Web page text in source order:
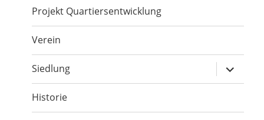
Projekt Quartiersentwicklung
Verein
Siedlung
öffnen
Historie